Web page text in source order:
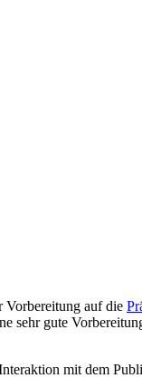
Vorbereitung auf die
sehr gute
mit dem